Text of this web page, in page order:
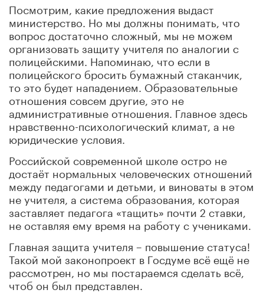
Посмотрим, какие предложения выдаст
министерство. Но мы должны понимать, что
вопрос достаточно сложный, мы не можем
организовать защиту учителя по аналогии с
полицейскими. Напоминаю, что если в
полицейского бросить бумажный стаканчик,
то это будет нападением. Образовательные
отношения совсем другие, это не
административные отношения. Главное здесь
нравственно-психологический климат, а не
юридические условия.
Российской современной школе остро не
достаёт нормальных человеческих отношений
между педагогами и детьми, и виноваты в этом
не учителя, а система образования, которая
заставляет педагога «тащить» почти 2 ставки,
не оставляя ему время на работу с учениками.
Главная защита учителя – повышение статуса!
Такой мой законопроект в Госдуме всё ещё не
рассмотрен, но мы постараемся сделать всё,
чтоб он был представлен.